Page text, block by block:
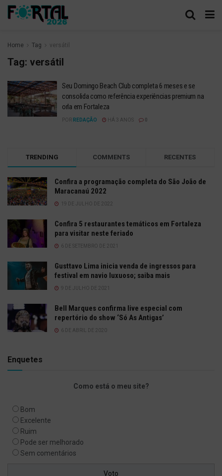
Home Tag versátil
Tag: versátil
Seu Domingo Beach Club completa 6 meses e se
consolida como referência experiências premium na
orla em Fortaleza
POR REDAÇÃO HÁ 3 ANOS
TRENDING COMMENTS RECENTES
Confira a programação completa do São João de
Maracanaú 2022
19 DE JULHO DE 2022
Confira 5 restaurantes temáticos em Fortaleza
para visitar neste feriado
6 DE SETEMBRO DE 2021
Gusttavo Lima inicia venda de ingressos para
festival em navio luxuoso; saiba mais
9 DE JULHO DE 2021
Bell Marques confirma live especial com
repertório do show ‘Só As Antigas’
6 DE ABRIL DE 2020
Enquetes
Como está o meu site?
Bom
Excelente
Ruim
Pode ser melhorado
Sem comentários